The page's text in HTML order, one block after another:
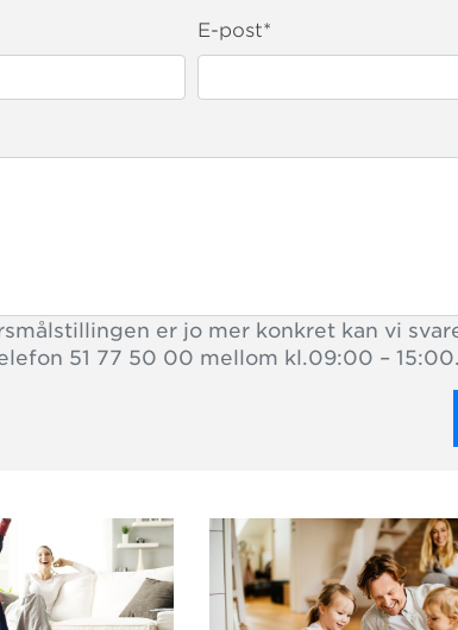
E-post*
er jo mer konkret kan vi
51 77 50 00 mellom kl.09:00 –